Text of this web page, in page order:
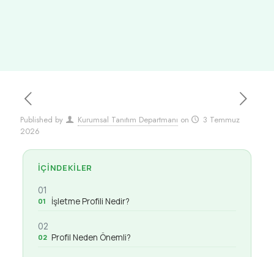
Published by Kurumsal Tanıtım Departmanı on
3 Temmuz
2026
İÇINDEKILER
01
İşletme Profili Nedir?
02
Profil Neden Önemli?